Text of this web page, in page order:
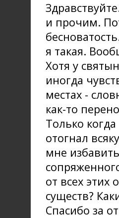
и прочим.
я такая.
Хотя у
иногда
местах -
как-то
Только
отогнал
мне
от всех этих
существ?
Спасибо за